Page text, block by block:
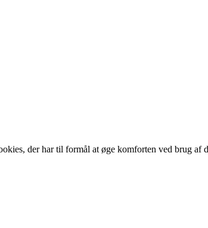
der har til formål at øge komforten ved brug af